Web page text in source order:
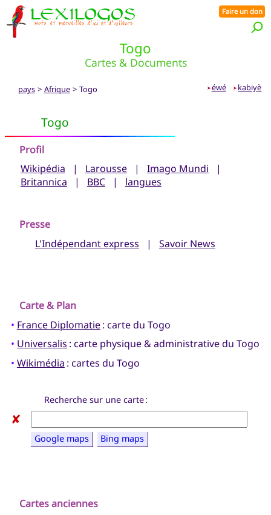
Togo
Cartes & Documents
Faire un don
pays> Afrique> Togo ➤ éwé ➤ kabiyè
Togo
Profil
Wikipédia | Larousse | Imago Mundi |
Britannica | BBC| langues
Presse
L'Indépendant express | Savoir News
Carte & Plan
• France Diplomatie: carte du Togo
• Universalis : carte physique & administrative du Togo
• Wikimédia : cartes du Togo
Recherche sur une carte :
✘
Google maps Bing maps
Cartes anciennes